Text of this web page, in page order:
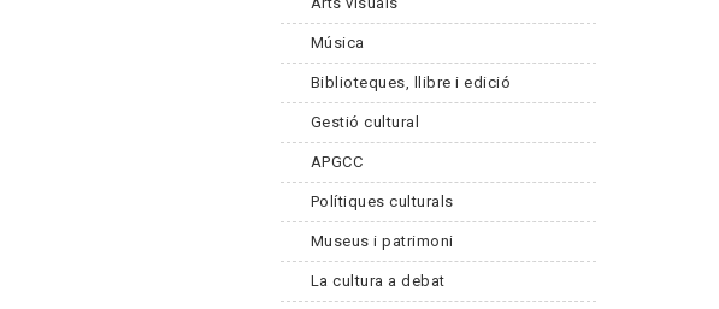
Música
Biblioteques, llibre i edició
Gestió cultural
APGCC
Polítiques culturals
Museus i patrimoni
La cultura a debat